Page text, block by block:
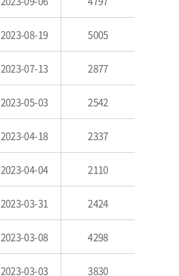
2023-08-19 5005
2023-07-13 2877
2023-05-03 2542
2023-04-18 2337
2023-04-04 2110
2023-03-31 2424
2023-03-08 4298
2023-03-03 3830